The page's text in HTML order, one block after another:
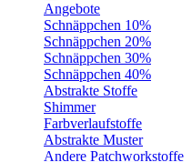
Angebote
Schnäppchen 10%
Schnäppchen 20%
Schnäppchen 30%
Schnäppchen 40%
Abstrakte Stoffe
Shimmer
Farbverlaufstoffe
Abstrakte Muster
Andere Patchworkstoffe